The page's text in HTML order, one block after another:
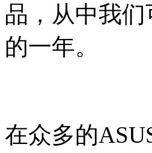
品，从中我
的一年。
在众多的